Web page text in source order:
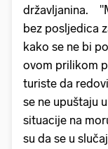
državljanina.
bez posljedica
kako se ne bi
ovom prilikom
turiste da
se ne upuštaju
situacije na
su da se u